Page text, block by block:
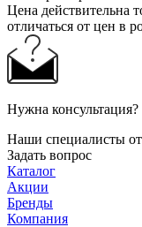
Цена действительна
отличаться от цен в
Нужна консультация?
Наши специалисты
Задать вопрос
Каталог
Акции
Бренды
Компания